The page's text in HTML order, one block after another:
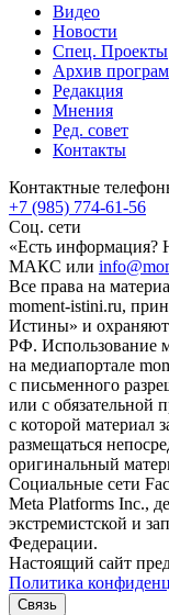
Видео
Новости
Спец. Проекты
Архив
Редакция
Мнения
Ред. совет
Контакты
Контактные
+7 (985) 774-61-56
Соц. сети
«Есть информация?
МАКС или
Все права на
moment-istini.ru,
Истины» и
РФ. Использование
на медиапортале
с письменного
или с обязательной
с которой материал
размещаться
оригинальный
Социальные сети
Meta Platforms Inc.,
экстремистской и
Федерации.
Настоящий сайт
Политика
Связь